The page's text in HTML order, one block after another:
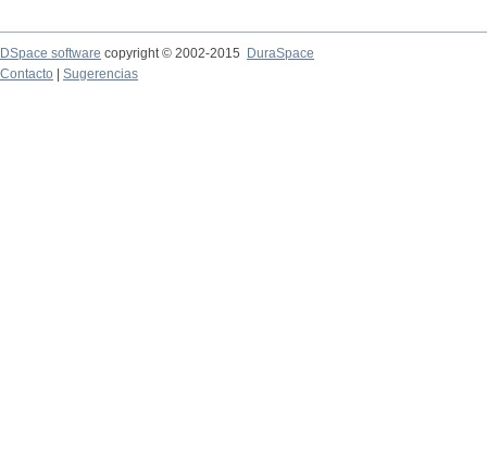
DSpace software copyright © 2002-2015
DuraSpace
Contacto
Sugerencias